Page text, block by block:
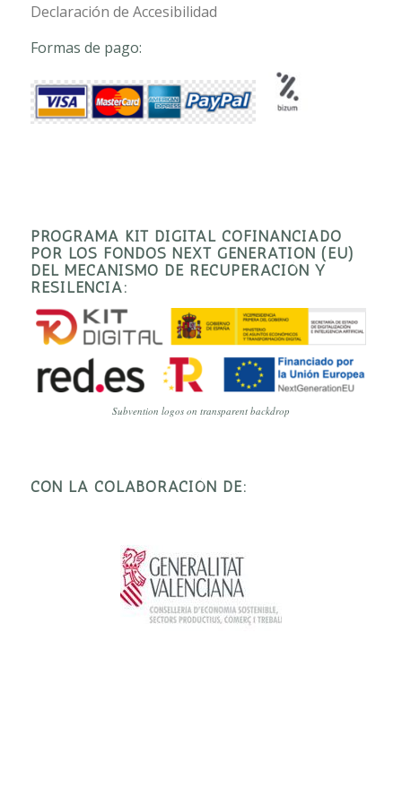
Declaración de Accesibilidad
Formas de pago:
PROGRAMA KIT DIGITAL COFINANCIADO
POR LOS FONDOS NEXT GENERATION (EU)
DEL MECANISMO DE RECUPERACIÓN Y
RESILENCIA:
Subvention logos on transparent backdrop
CON LA COLABORACIÓN DE: